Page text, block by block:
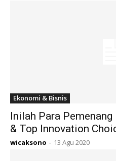
Ekonomi & Bisnis
Inilah Para
& Top Innovation
wicaksono - 13 Agu 2020